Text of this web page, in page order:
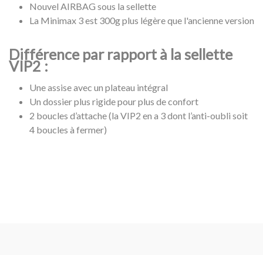
Nouvel AIRBAG sous la sellette
La Minimax 3 est 300g plus légère que l'ancienne version
Différence par rapport à la sellette
VIP2 :
Une assise avec un plateau intégral
Un dossier plus rigide pour plus de confort
2 boucles d’attache (la VIP2 en a 3 dont l’anti-oubli soit
4 boucles à fermer)